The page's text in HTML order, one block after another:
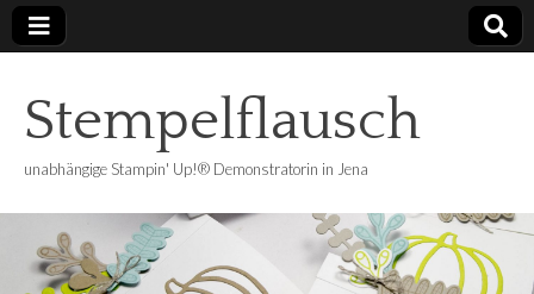
Stempelflausch
unabhängige Stampin' Up!® Demonstratorin in Jena